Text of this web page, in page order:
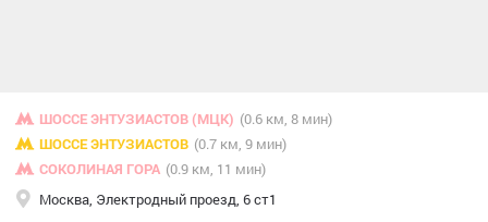
ШОССЕ ЭНТУЗИАСТОВ (МЦК) (0.6 км, 8 мин)
ШОССЕ ЭНТУЗИАСТОВ (0.7 км, 9 мин)
СОКОЛИНАЯ ГОРА (0.9 км, 11 мин)
Москва, Электродный проезд, 6 ст1